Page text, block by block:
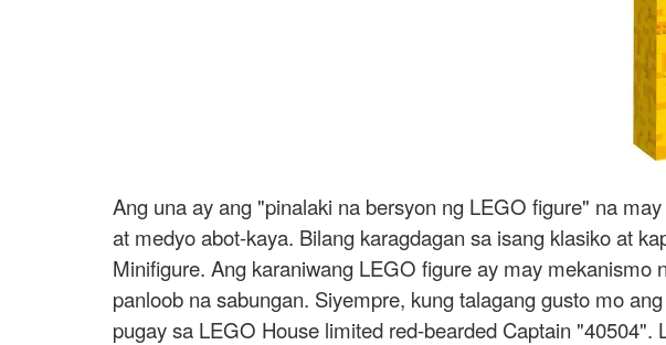
Ang una ay ang "pinalaki na bersyon ng LEGO figure" na
at medyo abot-kaya. Bilang karagdagan sa isang klasiko at
Minifigure. Ang karaniwang LEGO figure ay may
panloob na sabungan. Siyempre, kung talagang gusto mo
pugay sa LEGO House limited red-bearded Captain